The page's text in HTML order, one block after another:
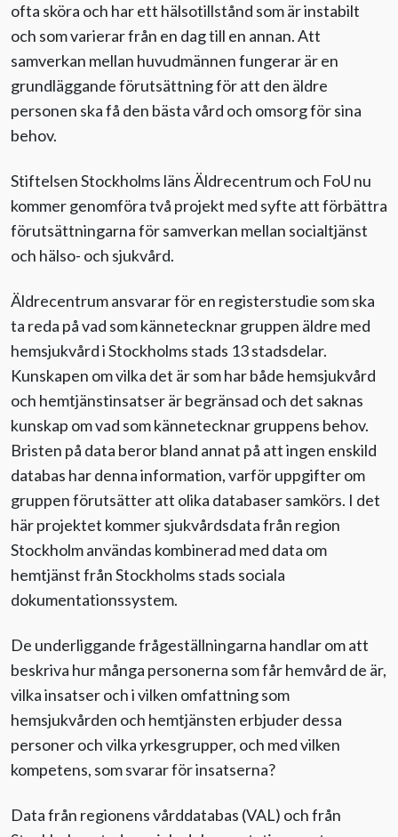
Aktuellt
Nyhetsbrev
Till Äldre i centrum
ofta sköra och har ett hälsotillstånd som är instabilt
och som varierar från en dag till en annan. Att
samverkan mellan huvudmännen fungerar är en
grundläggande förutsättning för att den äldre
personen ska få den bästa vård och omsorg för sina
behov.
Stiftelsen Stockholms läns Äldrecentrum och FoU nu
kommer genomföra två projekt med syfte att förbättra
förutsättningarna för samverkan mellan socialtjänst
och hälso- och sjukvård.
Äldrecentrum ansvarar för en registerstudie som ska
ta reda på vad som kännetecknar gruppen äldre med
hemsjukvård i Stockholms stads 13 stadsdelar.
Kunskapen om vilka det är som har både hemsjukvård
och hemtjänstinsatser är begränsad och det saknas
kunskap om vad som kännetecknar gruppens behov.
Bristen på data beror bland annat på att ingen enskild
databas har denna information, varför uppgifter om
gruppen förutsätter att olika databaser samkörs. I det
här projektet kommer sjukvårdsdata från region
Stockholm användas kombinerad med data om
hemtjänst från Stockholms stads sociala
dokumentationssystem.
De underliggande frågeställningarna handlar om att
beskriva hur många personerna som får hemvård de är,
vilka insatser och i vilken omfattning som
hemsjukvården och hemtjänsten erbjuder dessa
personer och vilka yrkesgrupper, och med vilken
kompetens, som svarar för insatserna?
Data från regionens vårddatabas (VAL) och från